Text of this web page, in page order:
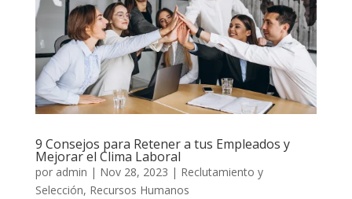
9 Consejos para Retener a tus Empleados y
Mejorar el Clima Laboral
por admin | Nov 28, 2023 | Reclutamiento y
Selección, Recursos Humanos